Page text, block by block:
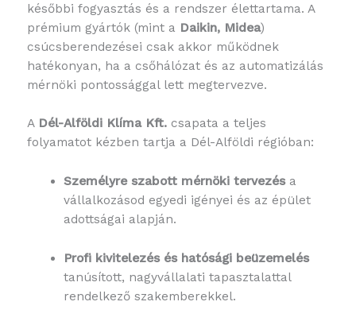
későbbi fogyasztás és a rendszer élettartama. A
prémium gyártók (mint a Daikin, Midea)
csúcsberendezései csak akkor működnek
hatékonyan, ha a csőhálózat és az automatizálás
mérnöki pontossággal lett megtervezve.
A Dél-Alföldi Klíma Kft.csapata a teljes
folyamatot kézben tartja a Dél-Alföldi régióban:
Személyre szabott mérnöki tervezésa
vállalkozásod egyedi igényei és az épület
adottságai alapján.
Profi kivitelezés és hatósági beüzemelés
tanúsított, nagyvállalati tapasztalattal
rendelkező szakemberekkel.